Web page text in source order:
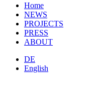
Home
NEWS
PROJECTS
PRESS
ABOUT
DE
English